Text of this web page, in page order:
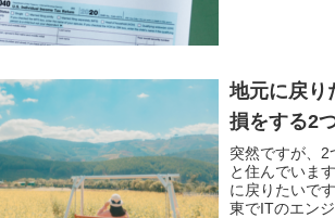
生み出しませ
地元に戻り
損をする2
突然ですが、2
と住んでいま
に戻りたいで
東でITのエン